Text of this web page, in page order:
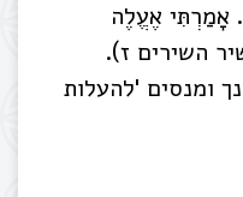
אֶעֱלֶה
השירים ז).
ומנסים 'להעלות